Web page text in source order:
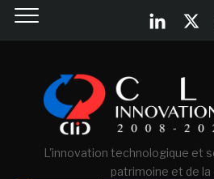
L'innovation technologique et
patrimoine et de la